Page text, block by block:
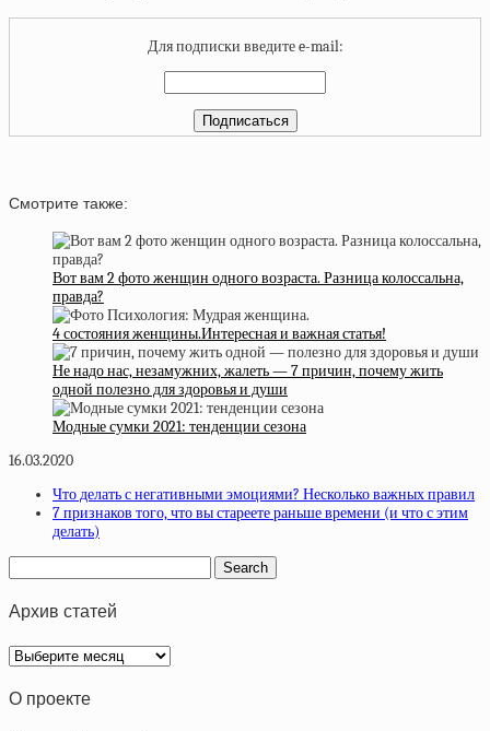
Для подписки введите e-mail:
Смотрите также:
Вот вам 2 фото женщин одного возраста. Разница колоссальна,
правда?
4 состояния женщины.Интересная и важная статья!
Не надо нас, незамужних, жалеть — 7 причин, почему жить
одной полезно для здоровья и души
Модные сумки 2021: тенденции сезона
16.03.2020
Что делать с негативными эмоциями? Несколько важных правил
7 признаков того, что вы стареете раньше времени (и что с этим
делать)
Архив статей
Архив
статей
О проекте